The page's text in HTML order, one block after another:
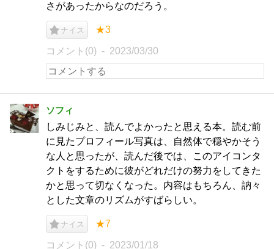
さがあったからなのだろう。
ナイス ★3
コメント(0) 2023/03/30
ソフィ
しみじみと、読んでよかったと思える本。読む前
に見たプロフィール写真は、自然体で穏やかそう
な人と思ったが、読んだ後では、このアイコンタ
クトをするために彼がどれだけの努力をしてきた
かと思って切なくなった。内容はもちろん、訥々
とした文章のリズムがすばらしい。
ナイス ★7
コメント(0) 2023/01/18